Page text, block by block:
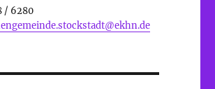
/ 6280